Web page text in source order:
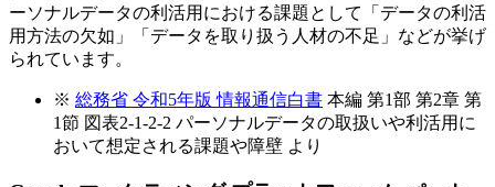
ーソナルデータの利活用における課題として「データの利活
用方法の欠如」「データを取り扱う人材の不足」などが挙げ
られています。
※ 総務省 令和5年版 情報通信白書 本編 第1部 第2章 第
1節 図表2-1-2-2 パーソナルデータの取扱いや利活用に
おいて想定される課題や障壁 より